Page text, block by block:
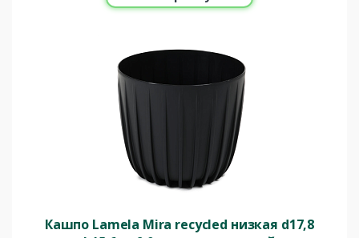
Кашпо Lamela Mira recycled низкая d17,8